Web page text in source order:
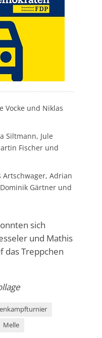
Vocke und Niklas
Siltmann, Jule
Fischer und
Artschwager, Adrian
Gärtner und
sich
und Mathis
das Treppchen
Melle